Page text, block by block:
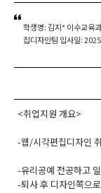
학생명: 김지* 이수교육
집디자인팀 입사일:
<취업지원 개요>
-웹/시각편집디자인
-유리공예 전공하고
-퇴사 후 디자인쪽으